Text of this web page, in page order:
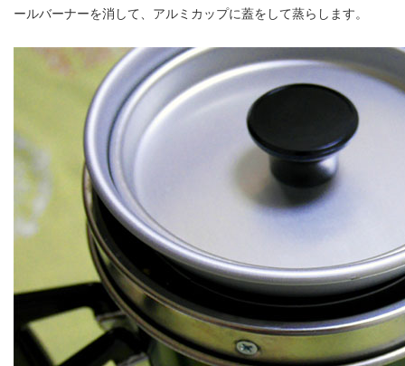
ールバーナーを消して、アルミカップに蓋をして蒸らします。